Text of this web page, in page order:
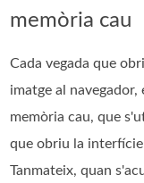
memòria cau
Cada vegada que
imatge al navegador,
memòria cau, que
que obriu la
Tanmateix, quan